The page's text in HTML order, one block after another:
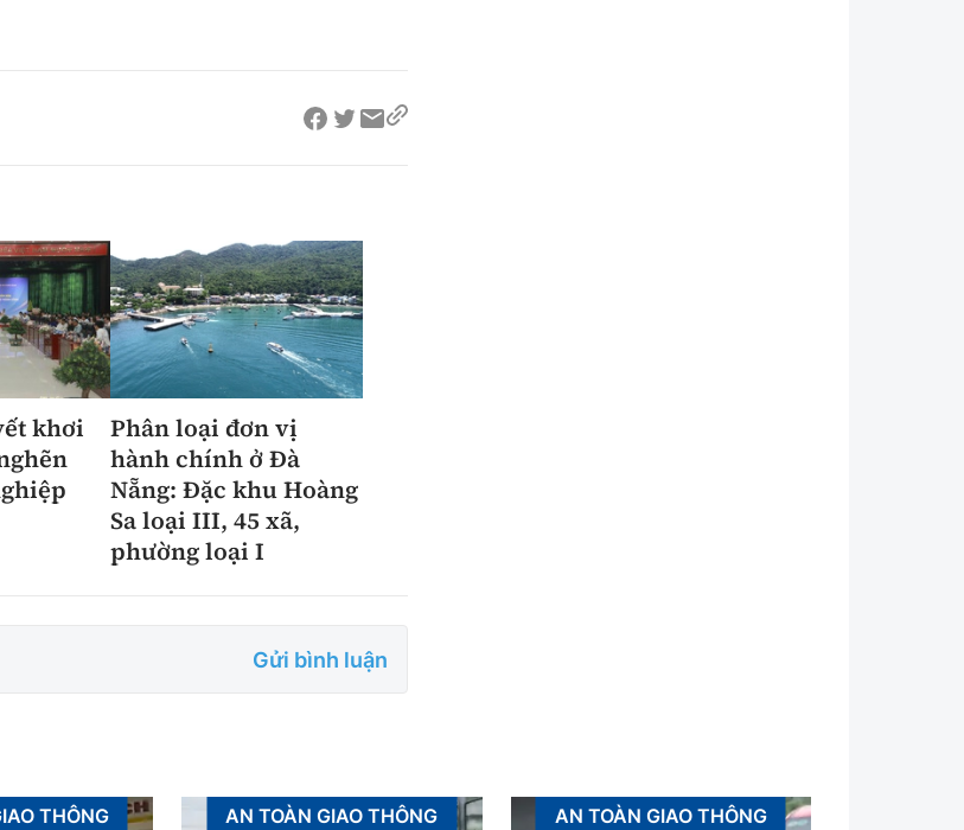
khơi
Phân loại đơn vị
hành chính ở Đà
Nẵng: Đặc khu Hoàng
Sa loại III, 45 xã,
phường loại I
Gửi bình luận
THÔNG AN TOÀN GIAO THÔNG AN TOÀN GIAO THÔNG